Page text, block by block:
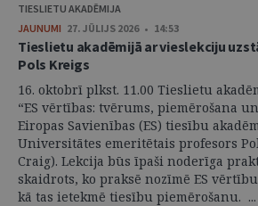
TIESLIETU AKADĒMIJA
JAUNUMI 27. JŪLIJS 2026 • 14:53
Tieslietu akadēmijā ar vieslekciju
Pols Kreigs
16. oktobrī plkst. 11.00 Tieslietu
“ES vērtības: tvērums, piemērošana
Eiropas Savienības (ES) tiesību
Universitātes emeritētais profesors
Craig). Lekcija būs īpaši noderīga
skaidrots, ko praksē nozīmē ES
kā tas ietekmē tiesību piemērošanu. ...